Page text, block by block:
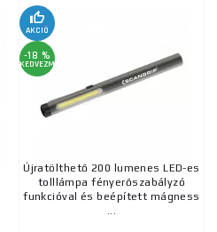
AKCIÓ
-18 %
KEDVEZMÉNY
Újratölthető 200 lumenes LED-es
tolllámpa fényerőszabályzó
funkcióval és beépített mágness
...